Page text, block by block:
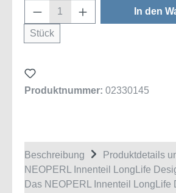
Produkt Anzahl: Gib
Stück
In den
Produktnummer: 02330145
Beschreibung
Produktdetails
NEOPERL Innenteil LongLife
Das NEOPERL Innenteil LongLife